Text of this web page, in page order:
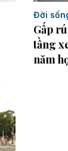
Đời
Gấp
tầng
năm